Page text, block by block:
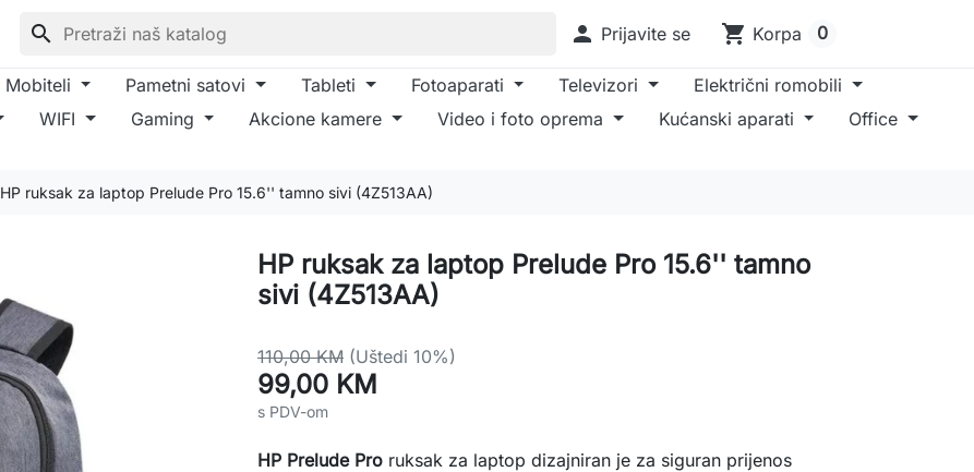
search  Prijavite se shopping_cart Korpa 0
Mobiteli Pametni satovi Tableti Fotoaparati Televizori
Električni romobili
WIFI Gaming Akcione kamere Video i foto oprema Kućanski aparati
Office
HP ruksak za laptop Prelude Pro 15.6'' tamno sivi (4Z513AA)
HP ruksak za laptop Prelude Pro 15.6'' tamno
sivi (4Z513AA)
110,00 KM (Uštedi 10%)
99,00 KM
s PDV-om
HP Prelude Pro ruksak za laptop dizajniran je za siguran prijenos